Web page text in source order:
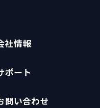
社情報
ポート
問い合わせ